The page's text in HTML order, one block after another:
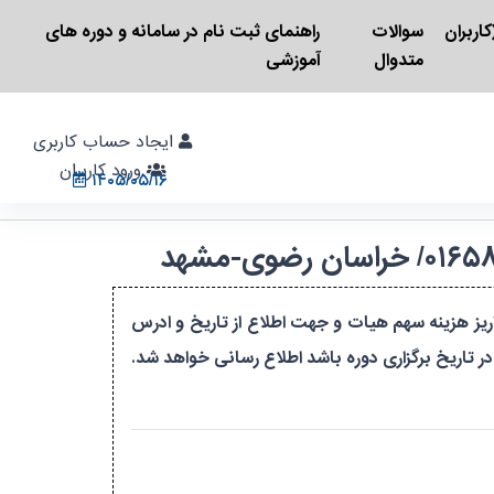
سوالات
متدوال
راهنمای ثبت نام در سامانه و دوره های
آموزشی
ورود کاربران
۱۴۰۵/۰۵/۱۶
هزینه سهم هیات و جهت اطلاع از تاریخ و ادرس
برگزاری دوره باشد اطلاع رسانی خواهد شد.